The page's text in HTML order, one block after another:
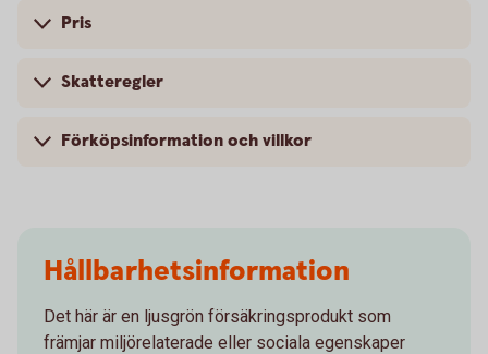
Pris
Skatteregler
Förköpsinformation och villkor
Hållbarhetsinformation
Det här är en ljusgrön försäkringsprodukt som
främjar miljörelaterade eller sociala egenskaper